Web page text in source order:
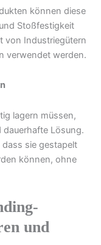
können diese
Stoßfestigkeit
von Industriegütern
verwendet werden.
lagern müssen,
dauerhafte Lösung.
sie gestapelt
können, ohne
und